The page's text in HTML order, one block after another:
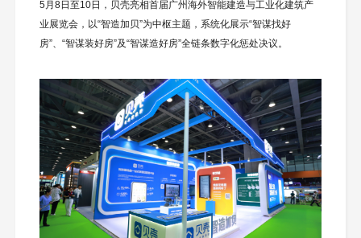
5月8日至10日，贝壳亮相首届广州海外智能建造与工业化建筑产
业展览会，以“智造加贝”为中枢主题，系统化展示“智谋找好
房”、“智谋装好房”及“智谋造好房”全链条数字化惩处决议。